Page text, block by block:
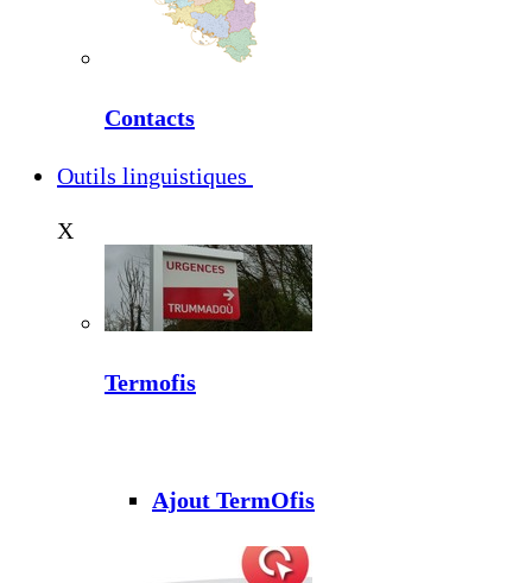
Contacts
Outils linguistiques
X
Termofis
Ajout TermOfis